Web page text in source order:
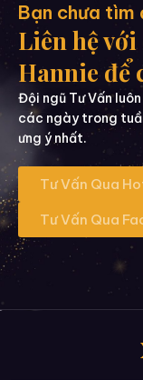
Bạn chưa tìm
Liên hệ
Hannie để
Đội ngũ Tư Vấn
các ngày trong
ưng ý nhất.
Tư Vấn Qua
Tư Vấn Qua